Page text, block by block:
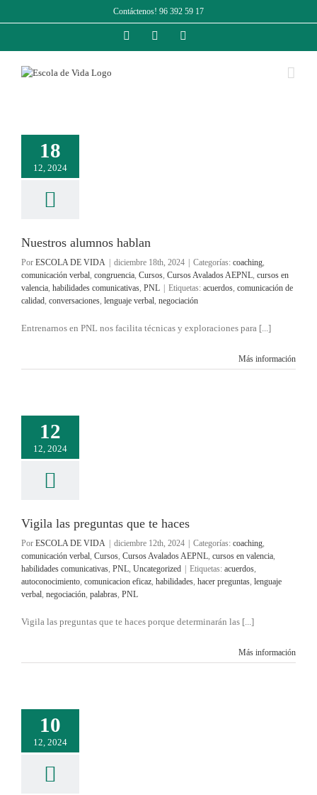
Contáctenos! 96 392 59 17
FacebookInstagram
18
12, 2024
Nuestros alumnos hablan
Por ESCOLA DE VIDA diciembre 18th, 2024 Categorías: coaching,
comunicación verbal, congruencia, Cursos, Cursos Avalados AEPNL, cursos en
valencia, habilidades comunicativas, PNL Etiquetas: acuerdos, comunicación de
calidad, conversaciones, lenguaje verbal, negociación
Entrenarnos en PNL nos facilita técnicas y exploraciones para [...]
Más información
12
12, 2024
Vigila las preguntas que te haces
Por ESCOLA DE VIDA diciembre 12th, 2024 Categorías: coaching,
comunicación verbal, Cursos, Cursos Avalados AEPNL, cursos en valencia,
habilidades comunicativas, PNL, Uncategorized Etiquetas: acuerdos,
autoconocimiento, comunicacion eficaz, habilidades, hacer preguntas, lenguaje
verbal, negociación, palabras, PNL
Vigila las preguntas que te haces porque determinarán las [...]
Más información
10
12, 2024